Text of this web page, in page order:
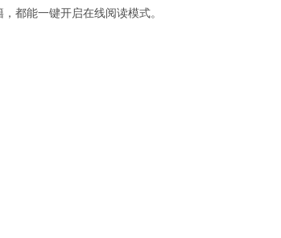
都能一键开启在线阅读模式。